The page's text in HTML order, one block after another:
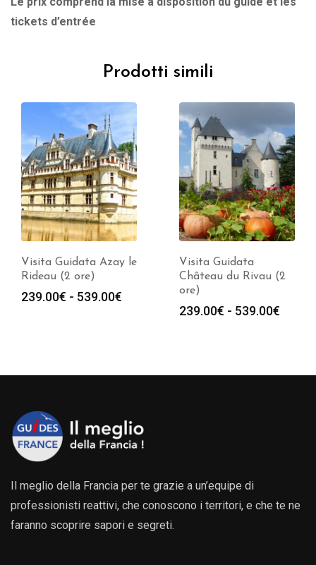
tickets d’entrée
Prodotti simili
Visita Guidata Azay le
Rideau (2 ore)
239.00€ - 539.00€
a
Visita Guidata
Château du Rivau (2
ore)
239.00€ - 539.00€
Il meglio della Francia per te grazie a un’equipe di
professionisti reattivi, che conoscono i territori, e che te ne
faranno scoprire sapori e segreti.